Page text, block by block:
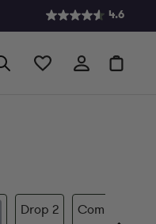
4.6
Search Cart
Drop 2 Coming Soon